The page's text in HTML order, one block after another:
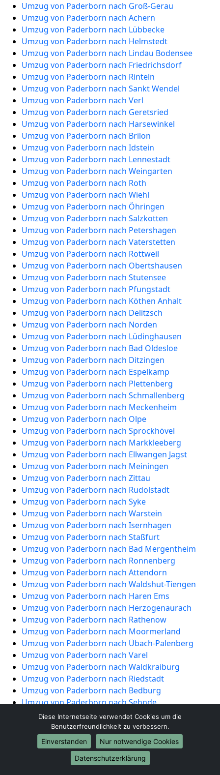
Umzug von Paderborn nach Groß-Gerau
Umzug von Paderborn nach Achern
Umzug von Paderborn nach Lübbecke
Umzug von Paderborn nach Helmstedt
Umzug von Paderborn nach Lindau Bodensee
Umzug von Paderborn nach Friedrichsdorf
Umzug von Paderborn nach Rinteln
Umzug von Paderborn nach Sankt Wendel
Umzug von Paderborn nach Verl
Umzug von Paderborn nach Geretsried
Umzug von Paderborn nach Harsewinkel
Umzug von Paderborn nach Brilon
Umzug von Paderborn nach Idstein
Umzug von Paderborn nach Lennestadt
Umzug von Paderborn nach Weingarten
Umzug von Paderborn nach Roth
Umzug von Paderborn nach Wiehl
Umzug von Paderborn nach Öhringen
Umzug von Paderborn nach Salzkotten
Umzug von Paderborn nach Petershagen
Umzug von Paderborn nach Vaterstetten
Umzug von Paderborn nach Rottweil
Umzug von Paderborn nach Obertshausen
Umzug von Paderborn nach Stutensee
Umzug von Paderborn nach Pfungstadt
Umzug von Paderborn nach Köthen Anhalt
Umzug von Paderborn nach Delitzsch
Umzug von Paderborn nach Norden
Umzug von Paderborn nach Lüdinghausen
Umzug von Paderborn nach Bad Oldesloe
Umzug von Paderborn nach Ditzingen
Umzug von Paderborn nach Espelkamp
Umzug von Paderborn nach Plettenberg
Umzug von Paderborn nach Schmallenberg
Umzug von Paderborn nach Meckenheim
Umzug von Paderborn nach Olpe
Umzug von Paderborn nach Sprockhövel
Umzug von Paderborn nach Markkleeberg
Umzug von Paderborn nach Ellwangen Jagst
Umzug von Paderborn nach Meiningen
Umzug von Paderborn nach Zittau
Umzug von Paderborn nach Rudolstadt
Umzug von Paderborn nach Syke
Umzug von Paderborn nach Warstein
Umzug von Paderborn nach Isernhagen
Umzug von Paderborn nach Staßfurt
Umzug von Paderborn nach Bad Mergentheim
Umzug von Paderborn nach Ronnenberg
Umzug von Paderborn nach Attendorn
Umzug von Paderborn nach Waldshut-Tiengen
Umzug von Paderborn nach Haren Ems
Umzug von Paderborn nach Herzogenaurach
Umzug von Paderborn nach Rathenow
Umzug von Paderborn nach Moormerland
Umzug von Paderborn nach Übach-Palenberg
Umzug von Paderborn nach Varel
Umzug von Paderborn nach Waldkraiburg
Umzug von Paderborn nach Riedstadt
Umzug von Paderborn nach Bedburg
Umzug von Paderborn nach Sehnde
Umzug von Paderborn nach Calw
Umzug von Paderborn nach Freudenstadt
Umzug von Paderborn nach Limbach-Oberfrohna
Umzug von Paderborn nach Wandlitz
Umzug von Paderborn nach Jüchen
Diese Internetseite verwendet Cookies um die
Benutzerfreundlichkeit zu verbessern.
Einverstanden
Nur notwendige Cookies
Datenschutzerklärung